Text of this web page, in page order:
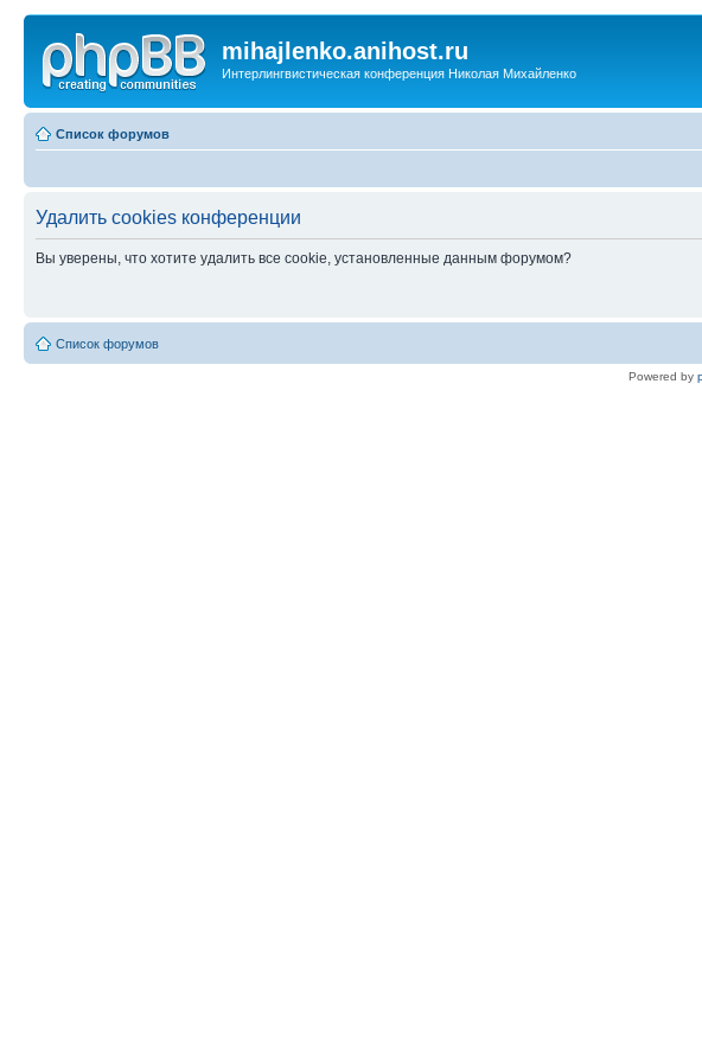
mihajlenko.anihost.ru
Интерлингвистическая конференция Николая Михайленко
Список форумов
Удалить cookies конференции
Вы уверены, что хотите удалить все cookie, установленные данным форумом?
Список форумов
Powered by